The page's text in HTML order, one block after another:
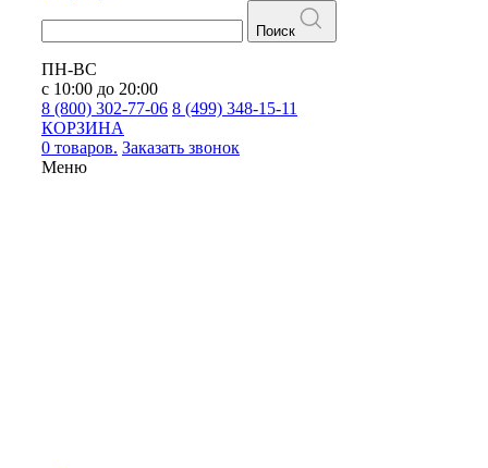
Поиск
ПН-ВС
с 10:00 до 20:00
8 (800) 302-77-06 8 (499) 348-15-11
КОРЗИНА
0 товаров. Заказать звонок
Меню